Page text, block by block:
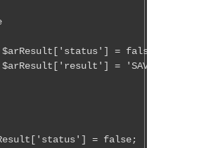
= false;
$arResult['result'] = 'SAVE
= false;